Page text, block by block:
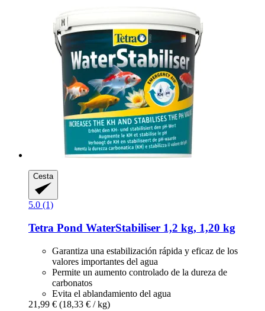
Cesta
5.0 (1)
Tetra Pond WaterStabiliser 1,2 kg, 1,20 kg
Garantiza una estabilización rápida y eficaz de los
valores importantes del agua
Permite un aumento controlado de la dureza de
carbonatos
Evita el ablandamiento del agua
21,99 € (18,33 € / kg)